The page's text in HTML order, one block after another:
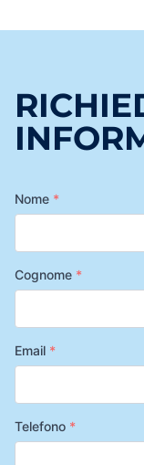
Nome *
Cognome *
Email *
Telefono *